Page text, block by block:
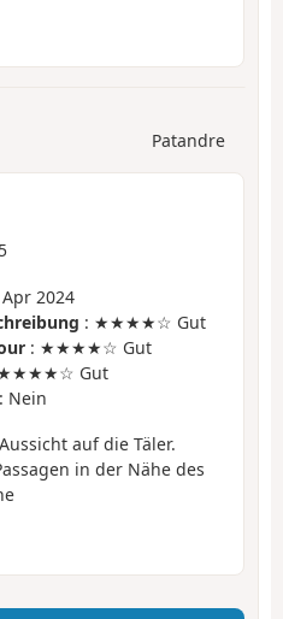
Patandre
5
2024
: ★★★★☆ Gut
: ★★★★☆ Gut
Gut
: Nein
auf die Täler.
in der Nähe des